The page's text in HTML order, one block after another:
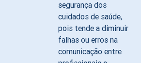
segurança dos
cuidados de saúde,
pois tende a diminuir
falhas ou erros na
comunicação entre